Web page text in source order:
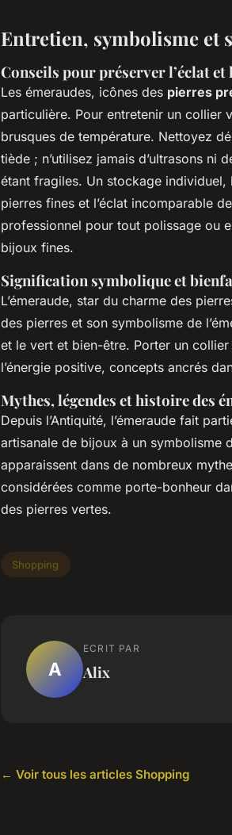
Entretien, symbolisme et
Conseils pour préserver l’éclat et
Les émeraudes, icônes des pierres
particulière. Pour entretenir un collier
brusques de température. Nettoyez
tiède ; n’utilisez jamais d’ultrasons ni
étant fragiles. Un stockage individuel,
pierres fines et l’éclat incomparable
professionnel pour tout polissage ou
bijoux fines.
Signification symbolique et
L’émeraude, star du charme des
des pierres et son symbolisme de
et le vert et bien-être. Porter un
l’énergie positive, concepts ancrés
Mythes, légendes et histoire des
Depuis l’Antiquité, l’émeraude fait
artisanale de bijoux à un symbolisme
apparaissent dans de nombreux
considérées comme porte-bonheur
des pierres vertes.
Shopping
A
ECRIT PAR
Alix
← Voir tous les articles Shopping